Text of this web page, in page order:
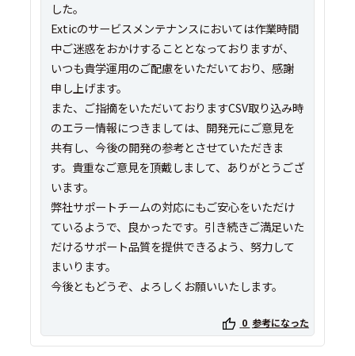
した。
Exticのサービスメンテナンスにおいては作業時間
中ご迷惑をおかけすることとなっておりますが、
いつも貴学運用のご配慮をいただいており、感謝
申し上げます。
また、ご指摘をいただいておりますCSV取り込み時
のエラー情報につきましては、開発元にご意見を
共有し、今後の開発の参考とさせていただきま
す。貴重なご意見を頂戴しまして、ありがとうござ
います。
弊社サポートチームの対応にもご安心をいただけ
ているようで、良かったです。引き続きご満足いた
だけるサポート品質を提供できるよう、努力して
まいります。
今後ともどうぞ、よろしくお願いいたします。
0 参考になった